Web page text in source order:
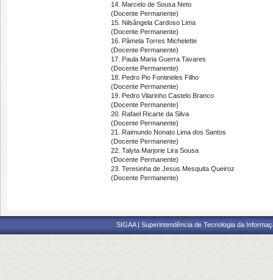
14. Marcelo de Sousa Neto
(Docente Permanente)
15. Nilsângela Cardoso Lima
(Docente Permanente)
16. Pâmela Torres Michelette
(Docente Permanente)
17. Paula Maria Guerra Tavares
(Docente Permanente)
18. Pedro Pio Fontineles Filho
(Docente Permanente)
19. Pedro Vilarinho Castelo Branco
(Docente Permanente)
20. Rafael Ricarte da Silva
(Docente Permanente)
21. Raimundo Nonato Lima dos Santos
(Docente Permanente)
22. Talyta Marjorie Lira Sousa
(Docente Permanente)
23. Teresinha de Jesus Mesquita Queiroz
(Docente Permanente)
SIGAA | Superintendência de Tecnologia da